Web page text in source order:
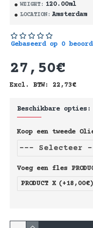
WEIGHT: 120.00ml
LOCATION: Amsterdam
Gebaseerd op 0
27,50€
Excl. BTW: 22,73€
Beschikbare opties:
Koop een tweede
Voeg een fles
PRODUCT X (+18,00€)